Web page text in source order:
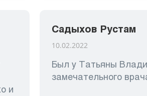
и
Садыхов Рустам
10.02.2022
Был у Татьяны
замечательного